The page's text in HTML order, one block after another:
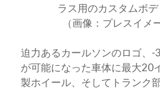
ラス用のカスタムボ
（画像：プレスイメ
迫力あるカールソンのロゴ、-
が可能になった車体に最大20
製ホイール、そしてトランク